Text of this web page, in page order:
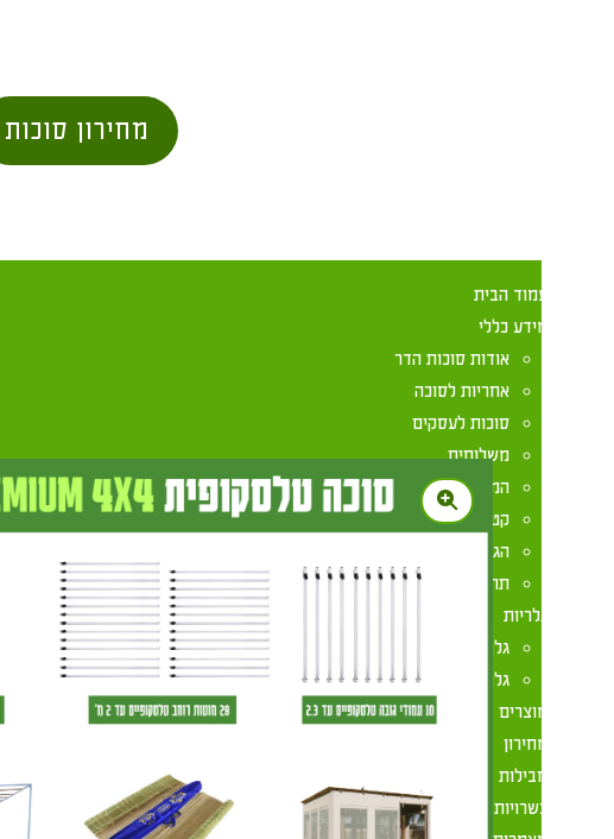
מחירון סוכות
אודות סוכות הדר
אחריות לסוכה
סוכות לעסקים
משלוחים
המלצות מלקוחות
קטלוג סוכות
הגדלת סוכה לנצח
תחרות הסוכה היפה
גלרית תמונות
גלריית וידאו